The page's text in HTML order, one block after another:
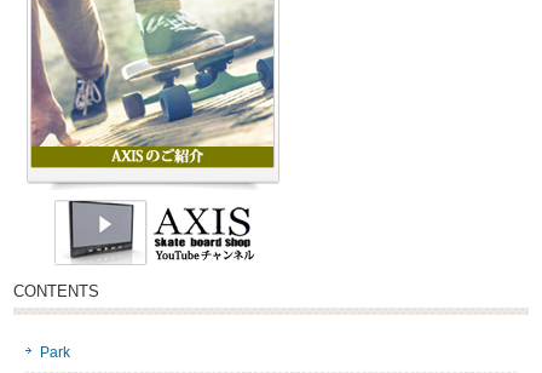
CONTENTS
Park